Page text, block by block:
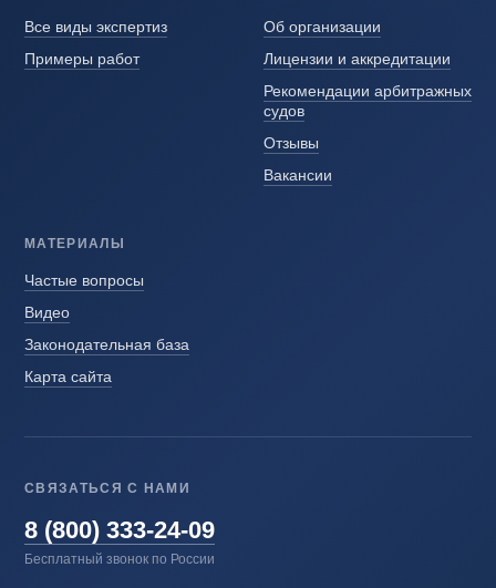
Все виды экспертиз
Примеры работ
Об организации
Лицензии и аккредитации
Рекомендации арбитражных
судов
Отзывы
Вакансии
МАТЕРИАЛЫ
Частые вопросы
Видео
Законодательная база
Карта сайта
СВЯЗАТЬСЯ С НАМИ
8 (800) 333-24-09
Бесплатный звонок по России